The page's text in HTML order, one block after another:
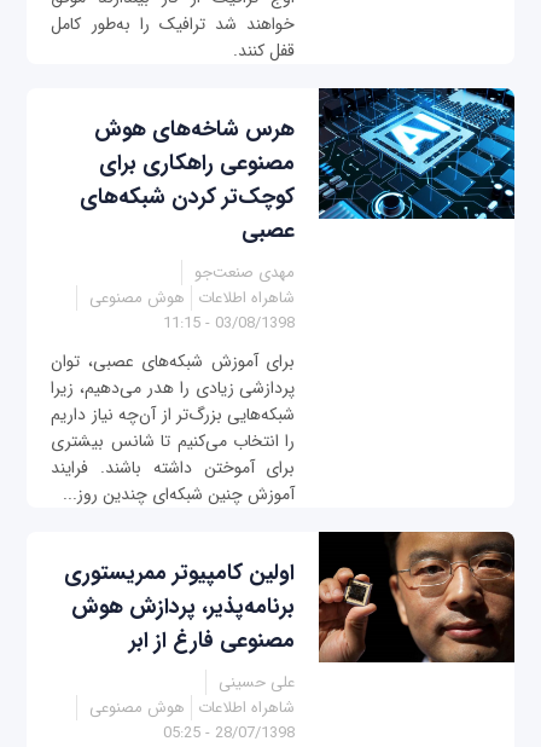
خواهند شد ترافیک را به‌طور کامل
قفل کنند.
هرس شاخه‌های هوش
مصنوعی راهکاری برای
کوچک‌تر کردن شبکه‌های
عصبی
مهدی صنعت‌جو
شاهراه اطلاعات
هوش مصنوعی
03/08/1398 - 11:15
برای آموزش شبکه‌های عصبی، توان
پردازشی زیادی را هدر می‌دهیم، زیرا
شبکه‌هایی بزرگ‌تر از آن‌چه نیاز داریم
را انتخاب می‌کنیم تا شانس بیشتری
برای آموختن داشته باشند. فرایند
آموزش چنین شبکه‌ای چندین روز...
اولین کامپیوتر ممریستوری
برنامه‌پذیر، پردازش هوش
مصنوعی فارغ از ابر
علی حسینی
شاهراه اطلاعات
هوش مصنوعی
28/07/1398 - 05:25